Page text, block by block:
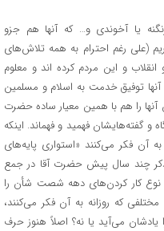
یا آخوندی و… که آنها هم جزو
(علی رغم احترام به همه تلاش‌های
و این مردم کرده اند و معلوم
آنها توفیق خدمت به اسلام و مسلمین
را هم با همین معیار ساده حضرت
و گفته‌هایشان فهمید و فهماند. اینکه
آن فکر می‌کنند «استواری پایه‌های
چند سال پیش حضرت آقا در جمع
نوع کار کردن‌های دهه شصت شأن را
که روزانه به آن فکر می‌کنند،
یادشان می‌آید یا نه؟ اصلاً هنوز حرف